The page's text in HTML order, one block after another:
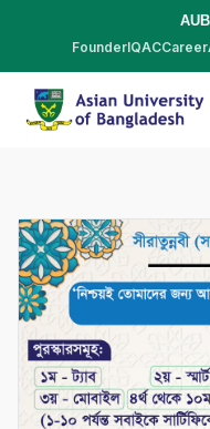
AUB
FounderIQACCareer